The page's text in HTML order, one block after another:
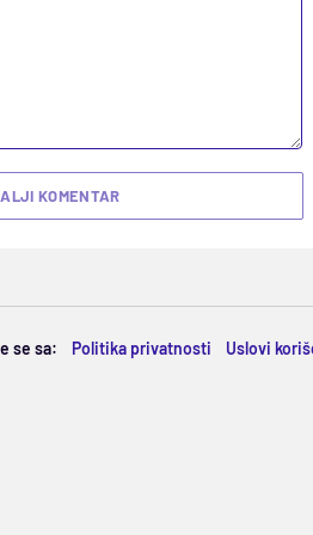
KOMENTAR
se sa: Politika privatnosti Uslovi